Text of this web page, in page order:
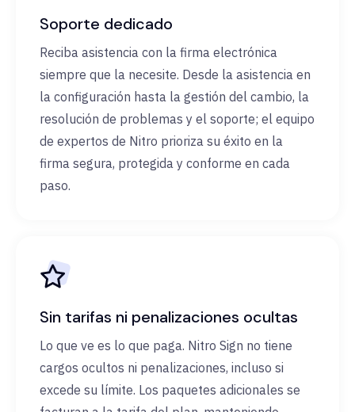
Soporte dedicado
Reciba asistencia con la firma electrónica
siempre que la necesite. Desde la asistencia en
la configuración hasta la gestión del cambio, la
resolución de problemas y el soporte; el equipo
de expertos de Nitro prioriza su éxito en la
firma segura, protegida y conforme en cada
paso.
Sin tarifas ni penalizaciones ocultas
Lo que ve es lo que paga. Nitro Sign no tiene
cargos ocultos ni penalizaciones, incluso si
excede su límite. Los paquetes adicionales se